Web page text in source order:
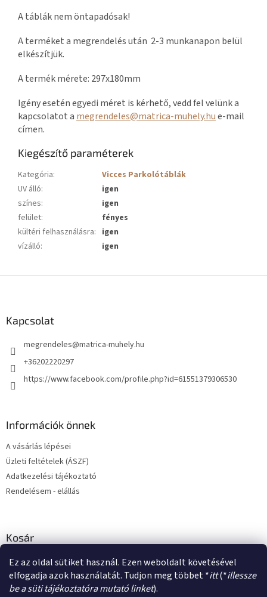
Ez az oldal sütiket használ. Ezen weboldalt követésével
elfogadja azok használatát. Tudjon meg többet *itt(*illessze
be a süti tájékoztatóra mutató linket).
A táblák nem öntapadósak!
A terméket a megrendelés után 2-3 munkanapon belül
elkészítjük.
A termék mérete: 297x180mm
Igény esetén egyedi méret is kérhető, vedd fel velünk a
kapcsolatot a megrendeles@matrica-muhely.hue-mail
címen.
Kiegészítő paraméterek
Kategória:
Vicces Parkolótáblák
UV álló:
igen
színes:
igen
felület:
fényes
kültéri felhasználásra: igen
vízálló: igen
Kapcsolat
megrendeles@matrica-muhely.hu
+36202220297
https://www.facebook.com/profile.php?id=61551379306530
Információk önnek
A vásárlás lépései
Üzleti feltételek (ÁSZF)
Adatkezelési tájékoztató
Rendelésem - elállás
Kosár
0DB /0 FT